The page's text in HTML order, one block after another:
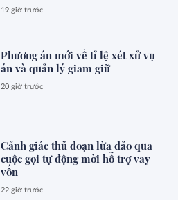
19 giờ trước
Phương án mới về tỉ lệ xét xử vụ
án và quản lý giam giữ
20 giờ trước
Cảnh giác thủ đoạn lừa đảo qua
cuộc gọi tự động mời hỗ trợ vay
vốn
22 giờ trước